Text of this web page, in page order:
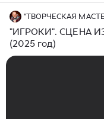
"ИГРОКИ". СЦЕНА
(2025 год)